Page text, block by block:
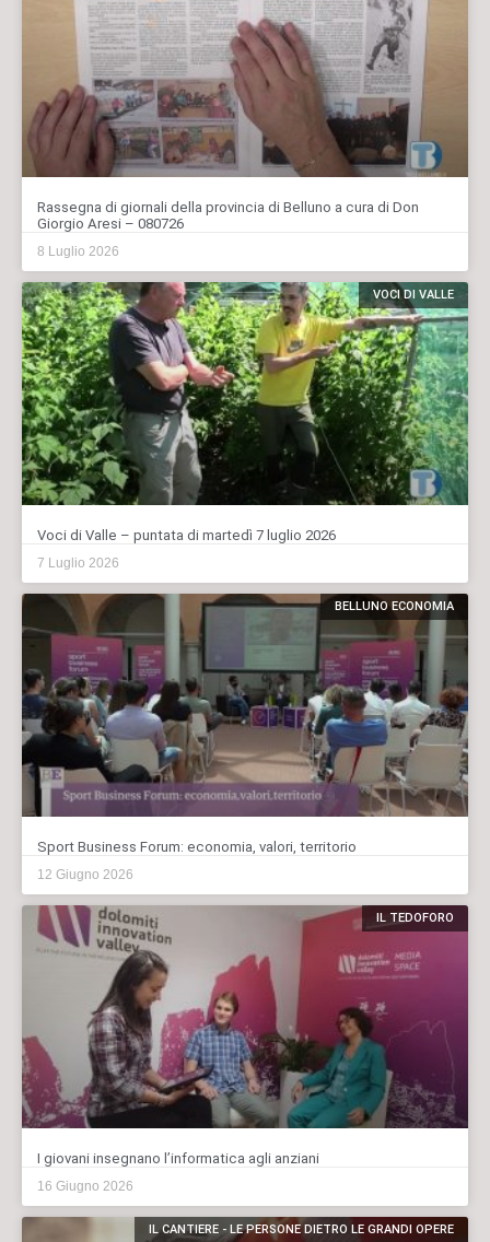
Rassegna di giornali della provincia di Belluno a cura di Don
Giorgio Aresi – 080726
8 Luglio 2026
VOCI DI VALLE
Voci di Valle – puntata di martedì 7 luglio 2026
7 Luglio 2026
BELLUNO ECONOMIA
Sport Business Forum: economia, valori, territorio
12 Giugno 2026
IL TEDOFORO
I giovani insegnano l’informatica agli anziani
16 Giugno 2026
IL CANTIERE - LE PERSONE DIETRO LE GRANDI OPERE